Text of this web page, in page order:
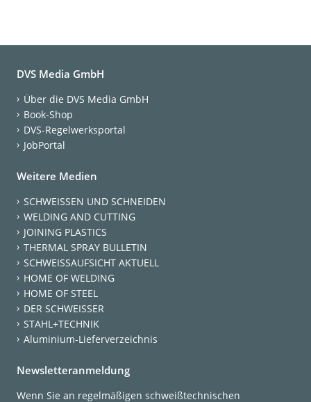
DVS Media GmbH
Über die DVS Media GmbH
Book-Shop
DVS-Regelwerksportal
JobPortal
Weitere Medien
SCHWEISSEN UND SCHNEIDEN
WELDING AND CUTTING
JOINING PLASTICS
THERMAL SPRAY BULLETIN
SCHWEISSAUFSICHT AKTUELL
HOME OF WELDING
HOME OF STEEL
DER SCHWEISSER
STAHL+TECHNIK
Aluminium-Lieferverzeichnis
Newsletteranmeldung
Wenn Sie an regelmäßigen schweißtechnischen